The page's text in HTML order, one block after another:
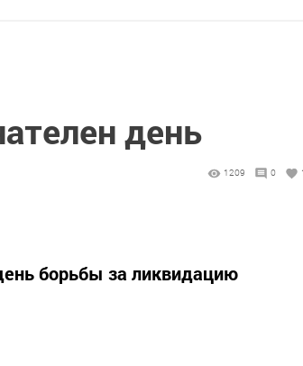
день
1209 0
борьбы за ликвидацию